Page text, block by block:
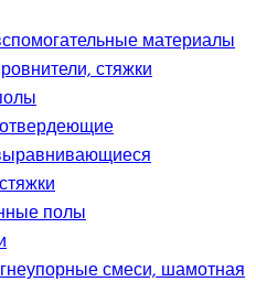
материалы
стяжки
полы
смеси, шамотная